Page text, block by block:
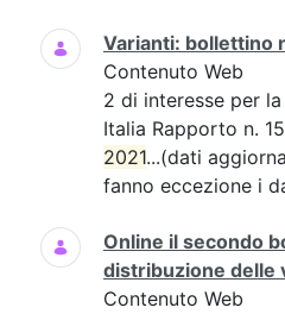
Varianti: bollettino
Contenuto Web
2 di interesse per
Italia Rapporto n.
2021...(dati
fanno eccezione i
Online il secondo
distribuzione delle
Contenuto Web